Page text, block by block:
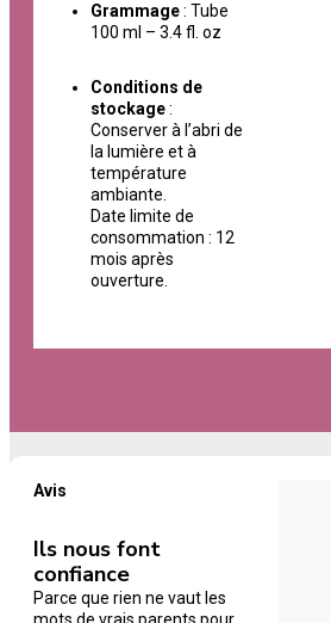
Grammage: Tube
100 ml – 3.4 fl. oz
Conditions de
stockage:
Conserver à l’abri de
la lumière et à
température
ambiante.
Date limite de
consommation : 12
mois après
ouverture.
Avis
Ils nous font
confiance
Parce que rien ne vaut les